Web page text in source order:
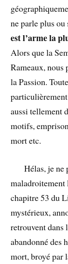
ne parle plus
est l’arme la
Alors que la
Rameaux, nous
la Passion.
aussi tellement
motifs,
mort etc.
Hélas, je ne
chapitre 53 du
mystérieux,
retrouvent dans
abandonné des
mort, broyé par